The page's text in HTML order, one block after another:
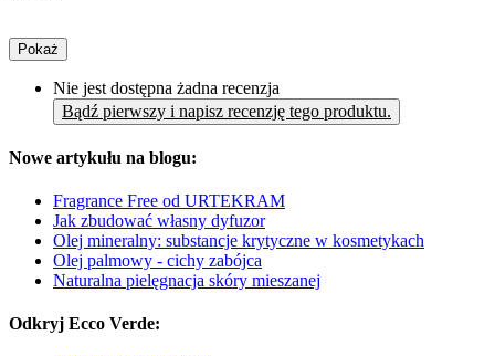
Pokaż
Nie jest dostępna żadna recenzja
Bądź pierwszy i napisz recenzję tego produktu.
Nowe artykułu na blogu:
Fragrance Free od URTEKRAM
Jak zbudować własny dyfuzor
Olej mineralny: substancje krytyczne w kosmetykach
Olej palmowy - cichy zabójca
Naturalna pielęgnacja skóry mieszanej
Odkryj Ecco Verde: